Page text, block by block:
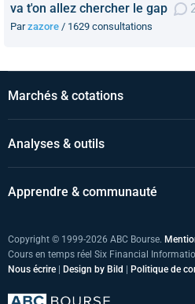
va t'on allez chercher le gap
Parzazore / 1629 consultations
Marchés & cotations
Analyses & outils
Apprendre & communauté
Copyright © 1999-2026 ABC Bourse.
Cours en temps réel Six Financial
Nous écrire
Design by Bild Politique de